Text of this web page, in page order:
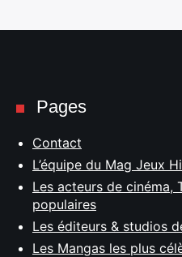
Pages
Contact
L’équipe du Mag Jeux
Les acteurs de cinéma,
populaires
Les éditeurs & studios
Les Mangas les plus